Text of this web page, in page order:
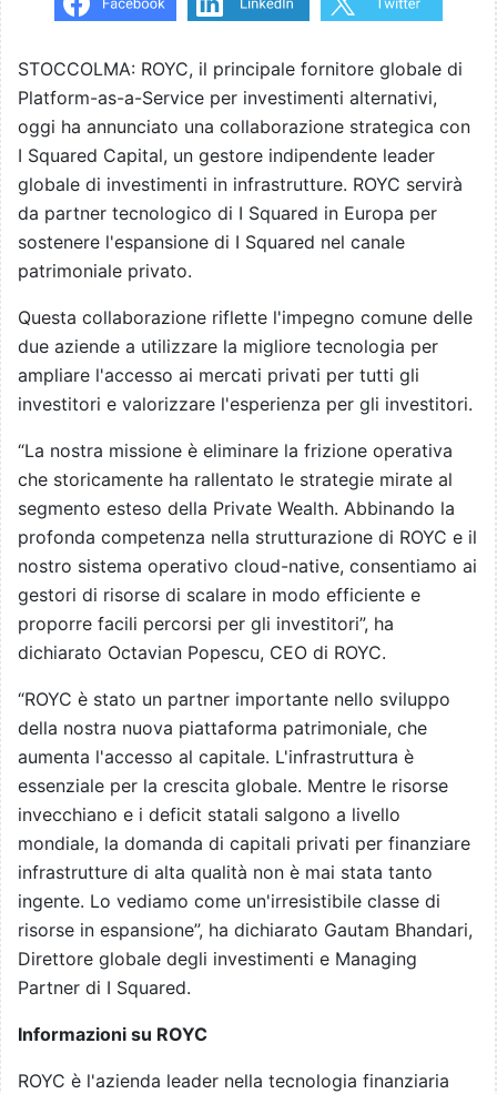
STOCCOLMA: ROYC, il principale fornitore globale di
Platform-as-a-Service per investimenti alternativi,
oggi ha annunciato una collaborazione strategica con
I Squared Capital, un gestore indipendente leader
globale di investimenti in infrastrutture. ROYC servirà
da partner tecnologico di I Squared in Europa per
sostenere l'espansione di I Squared nel canale
patrimoniale privato.
Questa collaborazione riflette l'impegno comune delle
due aziende a utilizzare la migliore tecnologia per
ampliare l'accesso ai mercati privati per tutti gli
investitori e valorizzare l'esperienza per gli investitori.
“La nostra missione è eliminare la frizione operativa
che storicamente ha rallentato le strategie mirate al
segmento esteso della Private Wealth. Abbinando la
profonda competenza nella strutturazione di ROYC e il
nostro sistema operativo cloud-native, consentiamo ai
gestori di risorse di scalare in modo efficiente e
proporre facili percorsi per gli investitori”, ha
dichiarato Octavian Popescu, CEO di ROYC.
“ROYC è stato un partner importante nello sviluppo
della nostra nuova piattaforma patrimoniale, che
aumenta l'accesso al capitale. L'infrastruttura è
essenziale per la crescita globale. Mentre le risorse
invecchiano e i deficit statali salgono a livello
mondiale, la domanda di capitali privati per finanziare
infrastrutture di alta qualità non è mai stata tanto
ingente. Lo vediamo come un'irresistibile classe di
risorse in espansione”, ha dichiarato Gautam Bhandari,
Direttore globale degli investimenti e Managing
Partner di I Squared.
Informazioni su ROYC
ROYC è l'azienda leader nella tecnologia finanziaria